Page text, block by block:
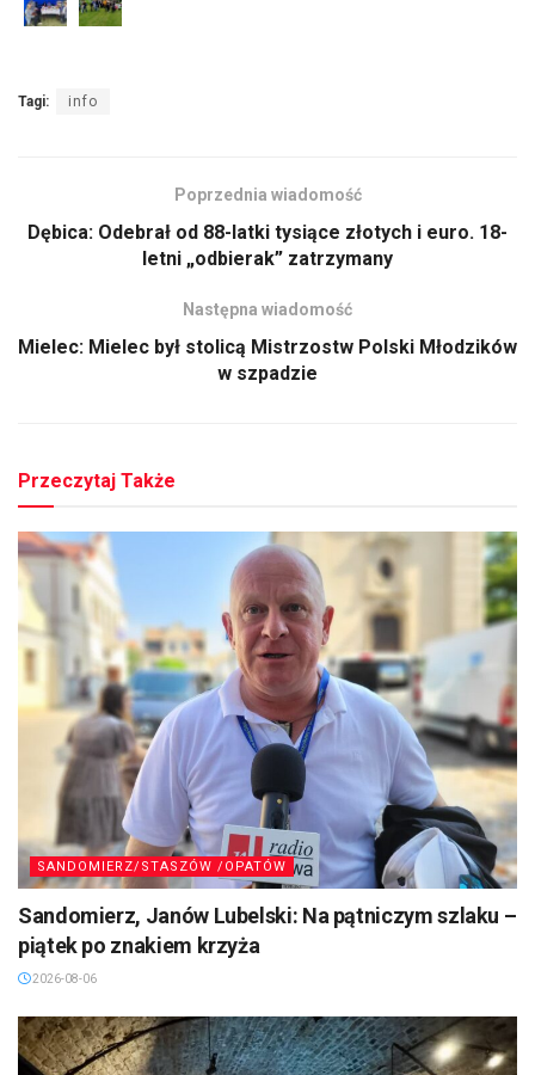
Tagi: info
Poprzednia wiadomość
Dębica: Odebrał od 88-latki tysiące złotych i euro. 18-
letni „odbierak” zatrzymany
Następna wiadomość
Mielec: Mielec był stolicą Mistrzostw Polski Młodzików
w szpadzie
Przeczytaj Także
SANDOMIERZ/STASZÓW /OPATÓW
Sandomierz, Janów Lubelski: Na pątniczym szlaku –
piątek po znakiem krzyża
2026-08-06